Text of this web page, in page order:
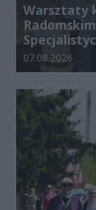
Warsztaty
Data dodania
07.08.2026